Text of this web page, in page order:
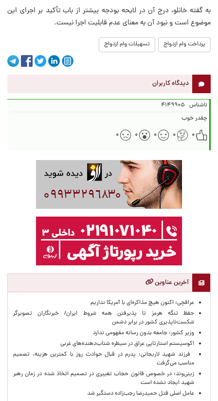
به گفته خانلو، درج آن در لایحه بودجه بیشتر از باب تأکید بر اجرای این
موضوع است و نبود آن به معنای عدم قابلیت اجرا نیست.
پرداخت وام ازدواج تسهیلات وام ازدواج
دیدگاه کاربران
ناشناس ۴۱۴۹۹۰۵
چقدر خوب
۰
۰ ۰ ۰ ۰
آخرین عناوین
عراقچی: اکنون هیچ مذاکره‌ای با آمریکا نداریم
حفظ تنگه هرمز تا پذیرفتن همه شروط ایران/ خبرنگاران تصویرگر
شکست‌ناپذیری کشور در برابر دشمن
وزیر کشور: جامعه بدون رسانه مفهومی ندارد
اکوسیستم استارتاپی عراق در سیطره شتاب‌دهنده‌‌های غربی
فرزند شهید لاریجانی: پدرم در قبال حوادث روز با کمترین هزینه، تصمیم
مناسب می‌گرفت
زینی‌وند: در خصوص قانون حجاب تغییری در تصمیم اتخاذ شده در زمان رهبر
شهید ایجاد نشده است
عامل اصلی قتل حمیدرضا رجب‌زاده دستگیر شد